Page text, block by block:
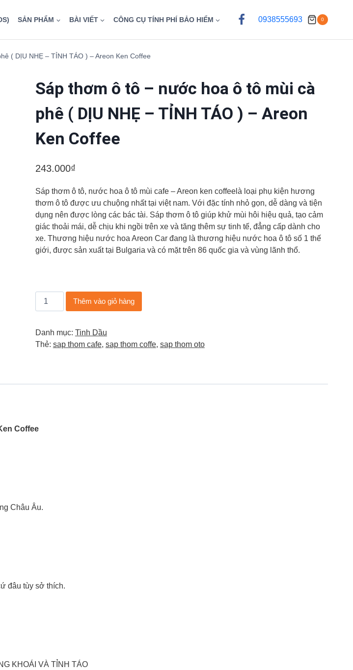
SẢN PHẨM BÀI VIẾT CÔNG CỤ TÍNH PHÍ BẢO HIỂM 0938555693 0
( DỊU NHẸ – TỈNH TÁO ) – Areon Ken Coffee
Sáp thơm ô tô – nước hoa ô tô mùi cà
phê ( DỊU NHẸ – TỈNH TÁO ) – Areon
Ken Coffee
243.000₫
Sáp thơm ô tô, nước hoa ô tô mùi cafe – Areon ken coffeelà loại phụ kiện hương
thơm ô tô được ưu chuộng nhất tại việt nam. Với đặc tính nhỏ gọn, dễ dàng và tiện
dụng nên được lòng các bác tài. Sáp thơm ô tô giúp khử mùi hôi hiệu quả, tạo cảm
giác thoải mái, dễ chịu khi ngồi trên xe và tăng thêm sự tinh tế, đẳng cấp dành cho
xe. Thương hiệu nước hoa Areon Car đang là thương hiệu nước hoa ô tô số 1 thế
giới, được sản xuất tại Bulgaria và có mặt trên 86 quốc gia và vùng lãnh thổ.
Sáp
thơm
tô
-
phê
)
Thêm vào giỏ hàng
Danh mục: Tinh Dầu
Thẻ: sap thom cafe, sap thom coffe, sap thom oto
Coffee
Châu Âu.
đâu tùy sở thích.
KHOÁI VÀ TỈNH TÁO